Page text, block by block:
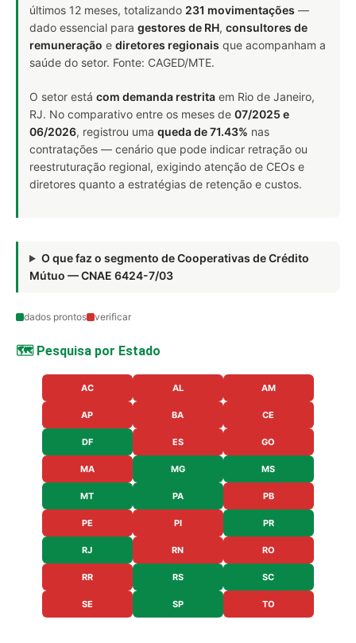
últimos 12 meses, totalizando 231 movimentações —
dado essencial para gestores de RH, consultores de
remuneração e diretores regionais que acompanham a
saúde do setor. Fonte: CAGED/MTE.
O setor está com demanda restrita em Rio de Janeiro,
RJ. No comparativo entre os meses de 07/2025 e
06/2026, registrou uma queda de 71.43% nas
contratações — cenário que pode indicar retração ou
reestruturação regional, exigindo atenção de CEOs e
diretores quanto a estratégias de retenção e custos.
O que faz o segmento de Cooperativas de Crédito
Mútuo — CNAE 6424-7/03
dados prontos verificar
🗺️ Pesquisa por Estado
AC AL AM
AP BA CE
DF ES GO
MA MG MS
MT PA PB
PE PI PR
RJ RN RO
RR RS SC
SE SP TO